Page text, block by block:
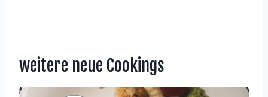
weitere neue Cookings